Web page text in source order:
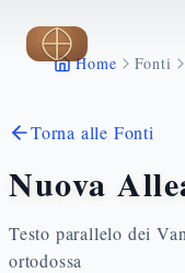
Vai al contenuto
Home Fonti
Torna alle Fonti
Nuova
Testo parallelo dei
ortodossa